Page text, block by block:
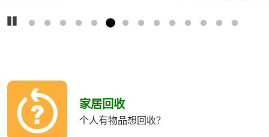
播放
收
類
別
家居回收
个人有物品想回收？